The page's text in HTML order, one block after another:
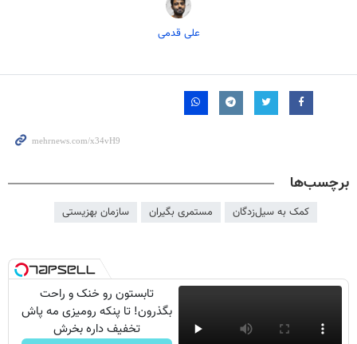
علی قدمی
برچسب‌ها
کمک به سیل‌زدگان مستمری بگیران سازمان بهزیستی
تابستون رو خنک و راحت
بگذرون! تا پنکه رومیزی مه پاش
تخفیف داره بخرش